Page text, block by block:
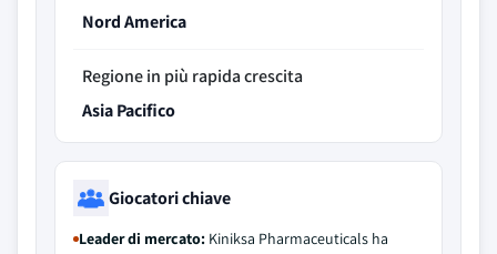
Nord America
Regione in più rapida crescita
Asia Pacifico
Giocatori chiave
Leader di mercato: Kiniksa Pharmaceuticals ha